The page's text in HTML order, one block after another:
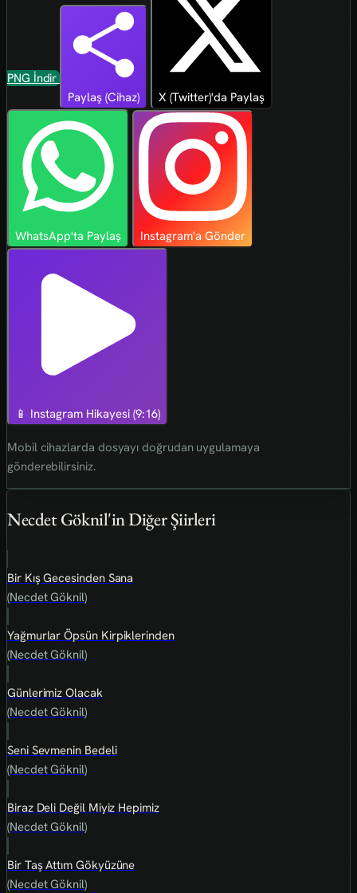
PNG İndir
Paylaş (Cihaz)
X (Twitter)'da Paylaş
WhatsApp'ta Paylaş Instagram'a Gönder
📱 Instagram Hikayesi (9:16)
Mobil cihazlarda dosyayı doğrudan uygulamaya
gönderebilirsiniz.
Necdet Göknil'in Diğer Şiirleri
Bir Kış Gecesinden Sana
(Necdet Göknil)
Yağmurlar Öpsün Kirpiklerinden
(Necdet Göknil)
Günlerimiz Olacak
(Necdet Göknil)
Seni Sevmenin Bedeli
(Necdet Göknil)
Biraz Deli Değil Miyiz Hepimiz
(Necdet Göknil)
Bir Taş Attım Gökyüzüne
(Necdet Göknil)